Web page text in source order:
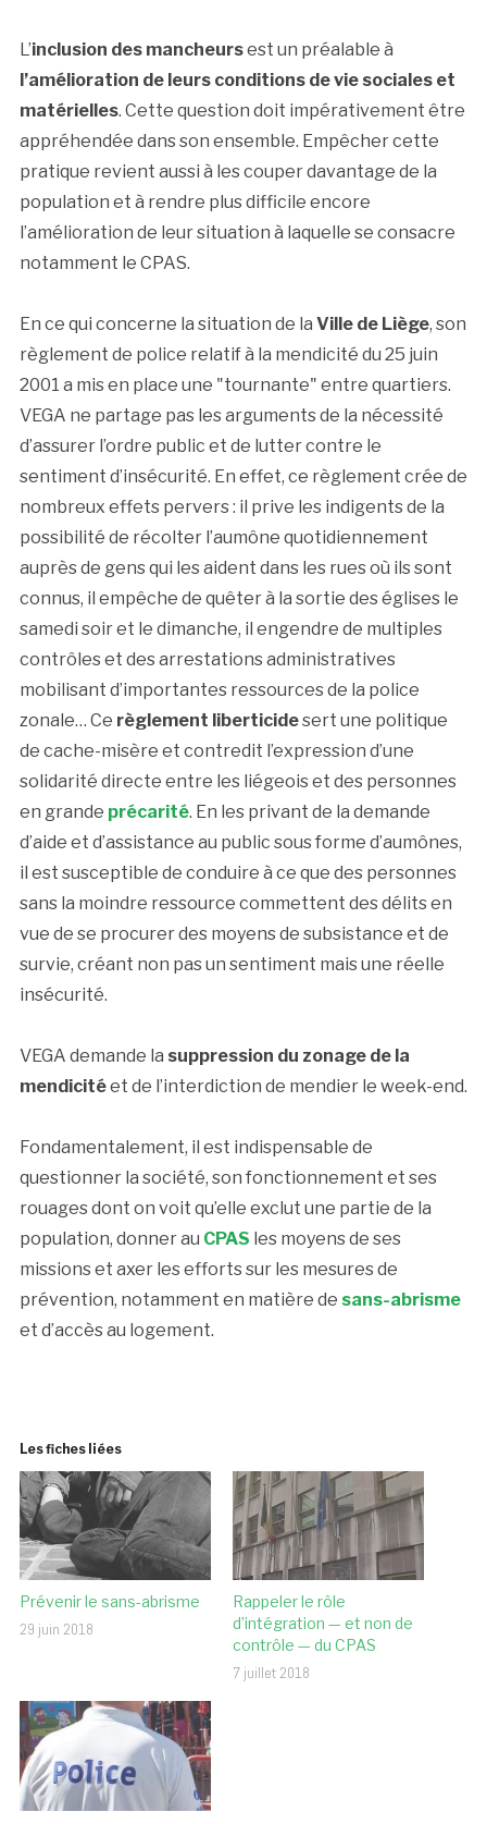
L’inclusion des mancheursest un préalable à
l’amélioration de leurs conditions de vie sociales et
matérielles. Cette question doit impérativement être
appréhendée dans son ensemble. Empêcher cette
pratique revient aussi à les couper davantage de la
population et à rendre plus difficile encore
l’amélioration de leur situation à laquelle se consacre
notamment le CPAS.
En ce qui concerne la situation de la Ville de Liège, son
règlement de police relatif à la mendicité du 25 juin
2001 a mis en place une "tournante" entre quartiers.
VEGA ne partage pas les arguments de la nécessité
d’assurer l’ordre public et de lutter contre le
sentiment d’insécurité. En effet, ce règlement crée de
nombreux effets pervers : il prive les indigents de la
possibilité de récolter l’aumône quotidiennement
auprès de gens qui les aident dans les rues où ils sont
connus, il empêche de quêter à la sortie des églises le
samedi soir et le dimanche, il engendre de multiples
contrôles et des arrestations administratives
mobilisant d’importantes ressources de la police
zonale… Ce règlement liberticidesert une politique
de cache-misère et contredit l’expression d’une
solidarité directe entre les liégeois et des personnes
en grande précarité. En les privant de la demande
d’aide et d’assistance au public sous forme d’aumônes,
il est susceptible de conduire à ce que des personnes
sans la moindre ressource commettent des délits en
vue de se procurer des moyens de subsistance et de
survie, créant non pas un sentiment mais une réelle
insécurité.
VEGA demande la suppression du zonage de la
mendicitéet de l’interdiction de mendier le week-end.
Fondamentalement, il est indispensable de
questionner la société, son fonctionnement et ses
rouages dont on voit qu’elle exclut une partie de la
population, donner au CPAS les moyens de ses
missions et axer les efforts sur les mesures de
prévention, notamment en matière de sans-abrisme
et d’accès au logement.
Les fiches liées
Prévenir le sans-abrisme
29 juin 2018
Rappeler le rôle
d’intégration — et non de
contrôle — du CPAS
7 juillet 2018